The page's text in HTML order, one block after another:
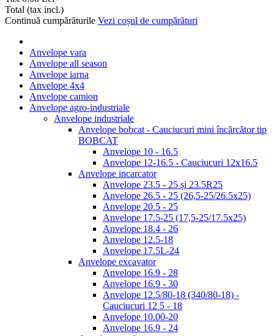
Total (tax incl.)
Continuă cumpărăturile Vezi coșul de cumpărături
Anvelope vara
Anvelope all season
Anvelope iarna
Anvelope 4x4
Anvelope camion
Anvelope agro-industriale
Anvelope industriale
Anvelope bobcat - Cauciucuri mini încărcător tip
BOBCAT
Anvelope 10 - 16.5
Anvelope 12-16.5 - Cauciucuri 12x16.5
Anvelope incarcator
Anvelope 23.5 - 25 și 23.5R25
Anvelope 26.5 - 25 (26,5-25/26.5x25)
Anvelope 20.5 - 25
Anvelope 17.5-25 (17,5-25/17.5x25)
Anvelope 18.4 - 26
Anvelope 12.5-18
Anvelope 17.5L-24
Anvelope excavator
Anvelope 16.9 - 28
Anvelope 16.9 - 30
Anvelope 12.5/80-18 (340/80-18) -
Cauciucuri 12 5 - 18
Anvelope 10.00-20
Anvelope 16.9 - 24